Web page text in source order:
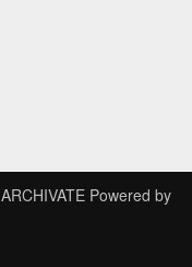
ARCHIVATEPowered by